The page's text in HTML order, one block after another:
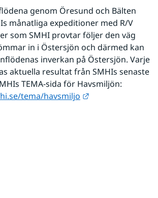
genom Öresund och Bälten
månatliga expeditioner med R/V
som SMHI provtar följer den väg
in i Östersjön och därmed kan
inverkan på Östersjön. Varje
aktuella resultat från SMHIs senaste
tema/havsmiljo